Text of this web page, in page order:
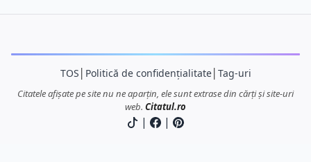
TOS Politică de confidențialitate│ Tag-uri
Citatele afișate pe site nu ne aparțin, ele sunt extrase din cărți și site-uri
web. Citatul.ro
| |